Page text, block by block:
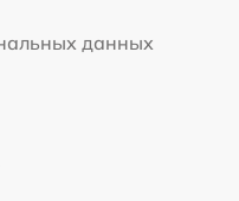
данных